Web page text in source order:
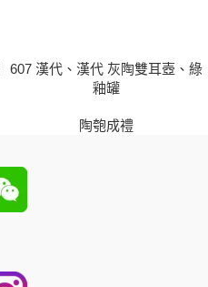
607 漢代、漢代 灰陶雙耳壺、綠
釉罐
陶匏成禮